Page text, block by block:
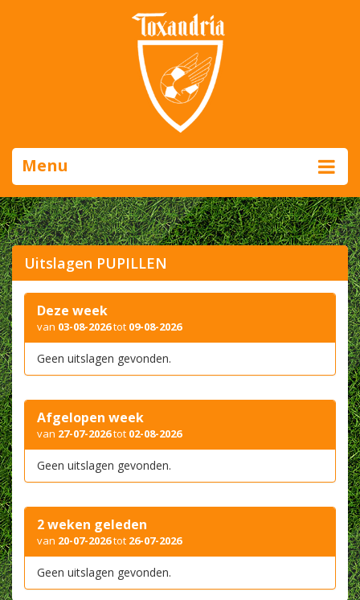
Menu
Uitslagen PUPILLEN
Deze week
van 03-08-2026tot 09-08-2026
Geen uitslagen gevonden.
Afgelopen week
van 27-07-2026tot 02-08-2026
Geen uitslagen gevonden.
2 weken geleden
van 20-07-2026tot 26-07-2026
Geen uitslagen gevonden.